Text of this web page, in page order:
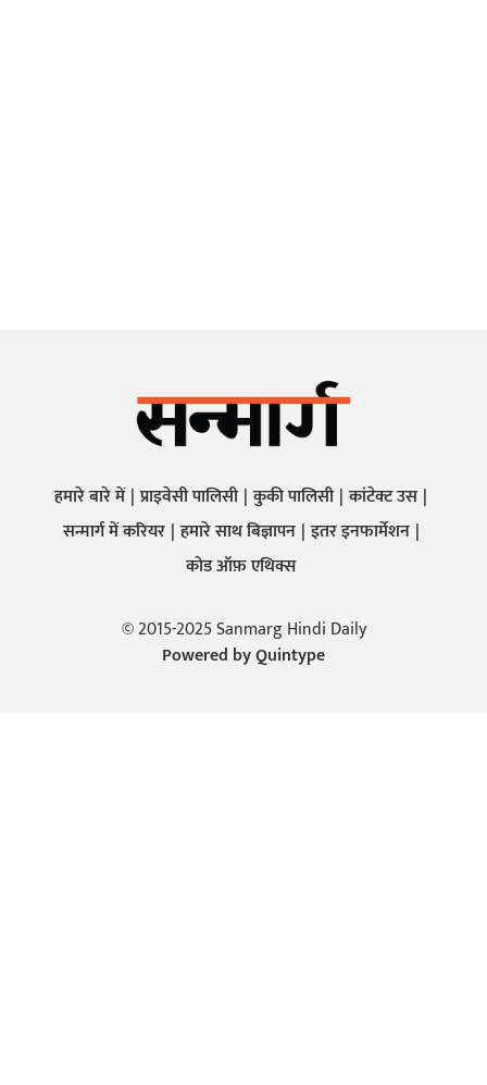
हमारे बारे में प्राइवेसी पालिसी कुकी पालिसी कांटेक्ट उस
सन्मार्ग में करियर हमारे साथ बिज्ञापन इतर इनफार्मेशन
कोड ऑफ़ एथिक्स
© 2015-2025 Sanmarg Hindi Daily
Powered byQuintype